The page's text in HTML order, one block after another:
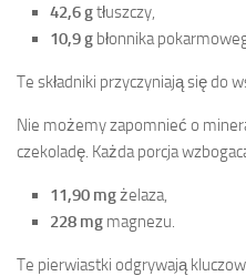
42,6 gtłuszczy,
10,9 g błonnika
Te składniki przyczyniają się do
Nie możemy zapomnieć o
czekoladę. Każda porcja
11,90 mg żelaza,
228 mg magnezu.
Te pierwiastki odgrywają